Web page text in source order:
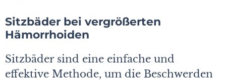
Sitzbäder bei vergrößerten
Hämorrhoiden
Sitzbäder sind eine einfache und
effektive Methode, um die Beschwerden